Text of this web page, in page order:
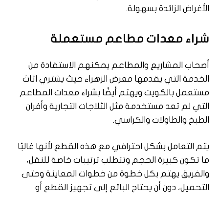
الأغراض الزائدة بسهولة.
شراء معدات مطاعم مستعملة
أصحاب المشاريع والمطاعم يمكنهم الاستفادة من
الخدمة التي يقدمها معرض الزهراء حيث يشتري اثاث
مستعمل بالكويت ويهتم أيضًا بشراء معدات المطاعم
التي لم تعد مستخدمة مثل الثلاجات التجارية وأفران
الطبخ والطاولات والكراسي.
يتم التعامل بشكل احترافي مع هذه القطع لأنها غالبًا
ما تكون كبيرة الحجم وتتطلب ترتيبات خاصة للنقل،
والفريق يهتم بكل خطوة من خطوات المعاينة وحتى
التحميل، دون أن يحتاج البائع إلى تجهيز القطع أو